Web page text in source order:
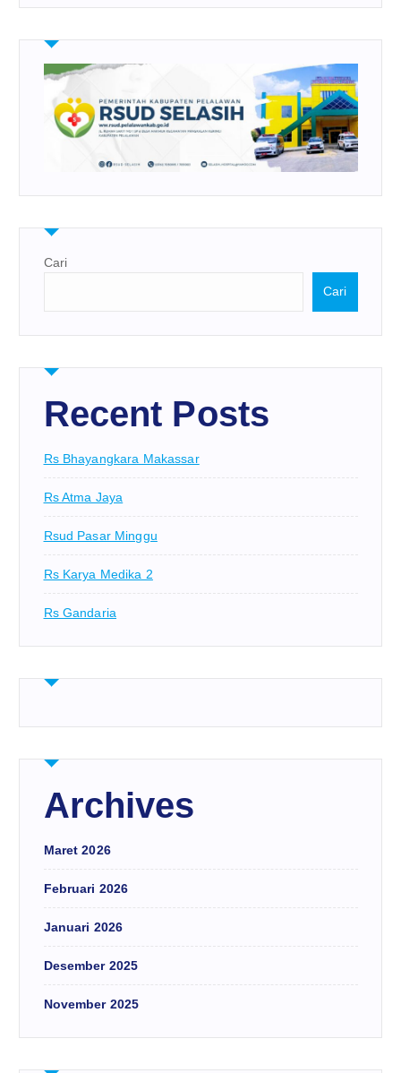
Cari
Cari
Recent Posts
Rs Bhayangkara Makassar
Rs Atma Jaya
Rsud Pasar Minggu
Rs Karya Medika 2
Rs Gandaria
Archives
Maret 2026
Februari 2026
Januari 2026
Desember 2025
November 2025